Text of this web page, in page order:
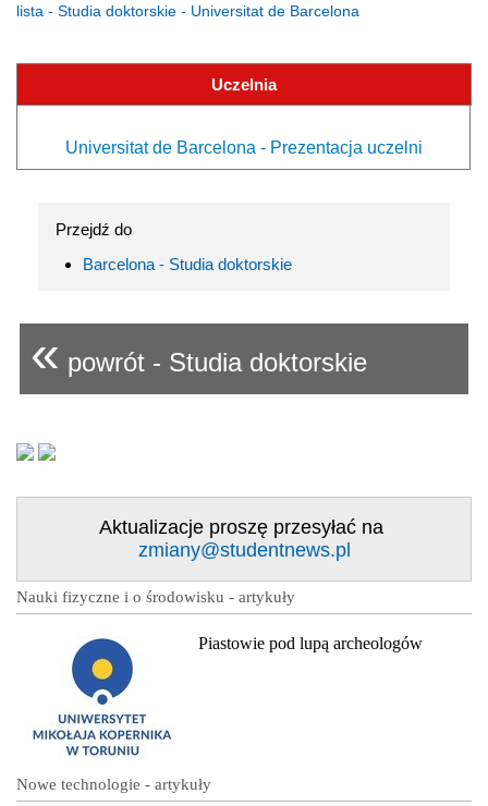
lista - Studia doktorskie - Universitat de Barcelona
Uczelnia
Universitat de Barcelona - Prezentacja uczelni
Przejdź do
Barcelona - Studia doktorskie
« powrót - Studia doktorskie
Aktualizacje proszę przesyłać na
zmiany@studentnews.pl
Nauki fizyczne i o środowisku - artykuły
Piastowie pod lupą archeologów
Nowe technologie - artykuły